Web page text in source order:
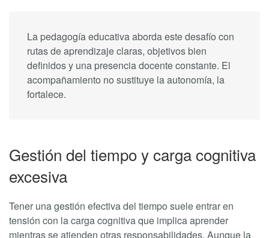
La pedagogía educativa aborda este desafío con
rutas de aprendizaje claras, objetivos bien
definidos y una presencia docente constante. El
acompañamiento no sustituye la autonomía, la
fortalece.
Gestión del tiempo y carga cognitiva
excesiva
Tener una gestión efectiva del tiempo suele entrar en
tensión con la carga cognitiva que implica aprender
mientras se atienden otras responsabilidades. Aunque la